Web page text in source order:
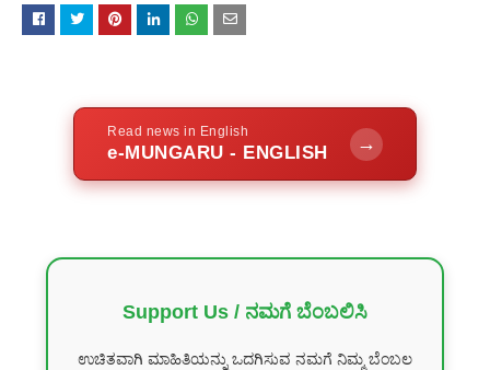
Read news in English
e-MUNGARU - ENGLISH →
Support Us / ನಮಗೆ ಬೆಂಬಲಿಸಿ
ಉಚಿತವಾಗಿ ಮಾಹಿತಿಯನ್ನು ಒದಗಿಸುವ ನಮಗೆ ನಿಮ್ಮ ಬೆಂಬಲ